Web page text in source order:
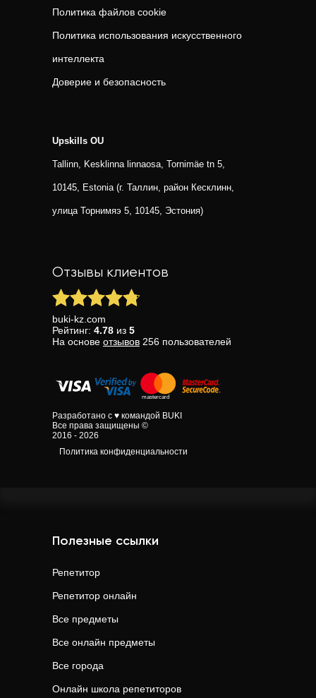
Политика файлов cookie
Политика использования искусственного
интеллекта
Доверие и безопасность
Upskills OU
Tallinn, Kesklinna linnaosa, Tornimäe tn 5,
10145, Estonia (г. Таллин, район Кесклинн,
улица Торнимяэ 5, 10145, Эстония)
Отзывы клиентов
buki-kz.com
Рейтинг: 4.78 из 5
На основе отзывов 256 пользователей
Разработано с ♥ командой BUKI
Все права защищены ©
2016 - 2026
Политика конфиденциальности
Полезные ссылки
Репетитор
Репетитор онлайн
Все предметы
Все онлайн предметы
Все города
Онлайн школа репетиторов